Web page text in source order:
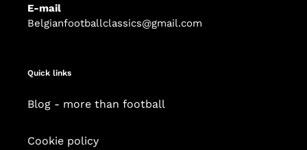
E-mail
Belgianfootballclassics@gmail.com
Quick links
Blog - more than football
Cookie policy